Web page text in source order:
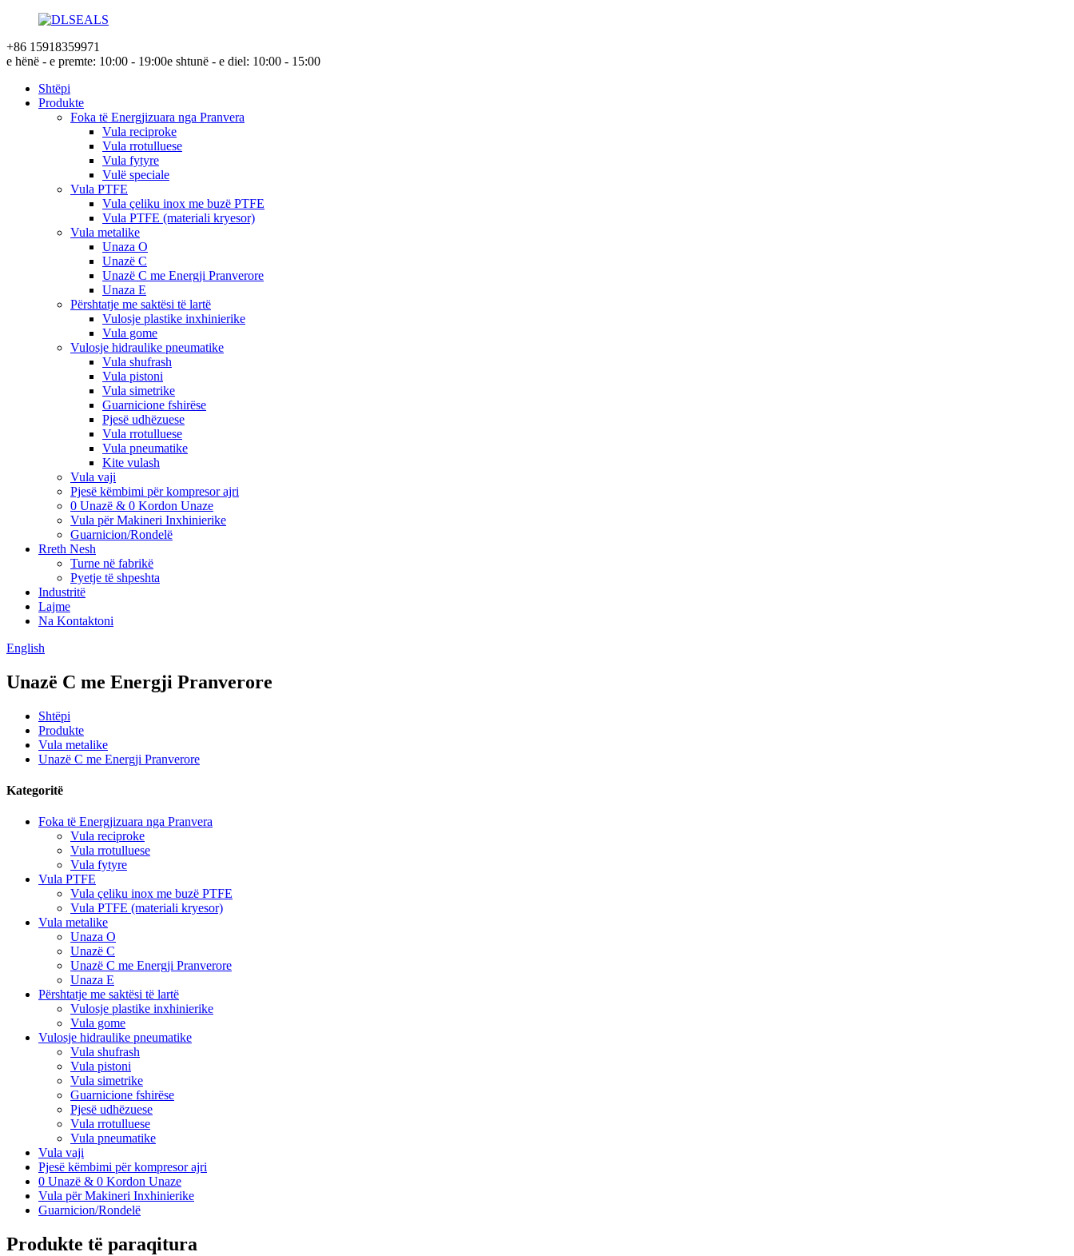
+86 15918359971
e hënë - e premte: 10:00 - 19:00e shtunë - e diel: 10:00 - 15:00
Shtëpi
Produkte
Foka të Energjizuara nga Pranvera
Vula reciproke
Vula rrotulluese
Vula fytyre
Vulë speciale
Vula PTFE
Vula çeliku inox me buzë PTFE
Vula PTFE (materiali kryesor)
Vula metalike
Unaza O
Unazë C
Unazë C me Energji Pranverore
Unaza E
Përshtatje me saktësi të lartë
Vulosje plastike inxhinierike
Vula gome
Vulosje hidraulike pneumatike
Vula shufrash
Vula pistoni
Vula simetrike
Guarnicione fshirëse
Pjesë udhëzuese
Vula rrotulluese
Vula pneumatike
Kite vulash
Vula vaji
Pjesë këmbimi për kompresor ajri
0 Unazë & 0 Kordon Unaze
Vula për Makineri Inxhinierike
Guarnicion/Rondelë
Rreth Nesh
Turne në fabrikë
Pyetje të shpeshta
Industritë
Lajme
Na Kontaktoni
English
Unazë C me Energji Pranverore
Shtëpi
Produkte
Vula metalike
Unazë C me Energji Pranverore
Kategoritë
Foka të Energjizuara nga Pranvera
Vula reciproke
Vula rrotulluese
Vula fytyre
Vula PTFE
Vula çeliku inox me buzë PTFE
Vula PTFE (materiali kryesor)
Vula metalike
Unaza O
Unazë C
Unazë C me Energji Pranverore
Unaza E
Përshtatje me saktësi të lartë
Vulosje plastike inxhinierike
Vula gome
Vulosje hidraulike pneumatike
Vula shufrash
Vula pistoni
Vula simetrike
Guarnicione fshirëse
Pjesë udhëzuese
Vula rrotulluese
Vula pneumatike
Vula vaji
Pjesë këmbimi për kompresor ajri
0 Unazë & 0 Kordon Unaze
Vula për Makineri Inxhinierike
Guarnicion/Rondelë
Produkte të paraqitura